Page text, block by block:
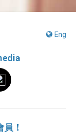
Eng
！